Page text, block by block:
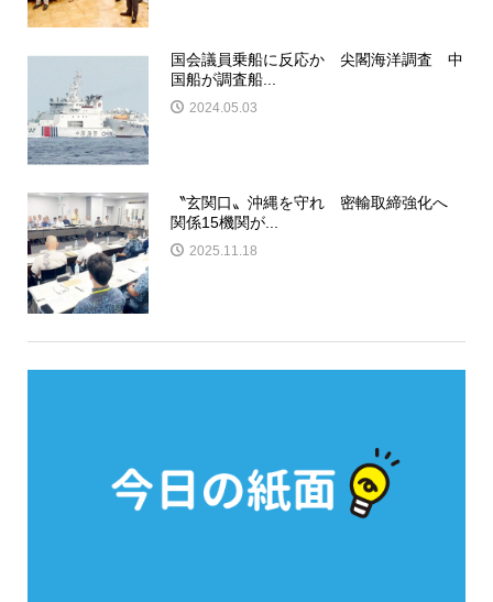
国会議員乗船に反応か 尖閣海洋調査 中
国船が調査船...
2024.05.03
〝玄関口〟沖縄を守れ 密輸取締強化へ
関係15機関が...
2025.11.18